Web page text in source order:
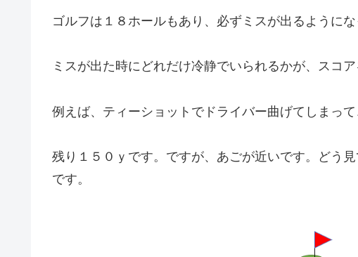
ゴルフは１８ホールもあり、必ずミスが出るようにな
ミスが出た時にどれだけ冷静でいられるかが、スコア
例えば、ティーショットでドライバー曲げてしまって
残り１５０ｙです。ですが、あごが近いです。どう
です。